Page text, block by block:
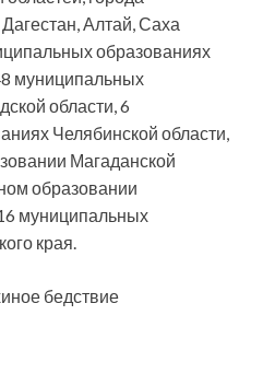
Алтай, Саха
образованиях
муниципальных
области, 6
Челябинской области,
Магаданской
образовании
муниципальных
края.
бедствие